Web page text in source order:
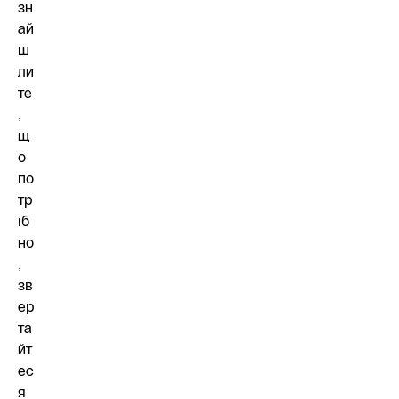
зн
ай
ш
ли
те
,
щ
о
по
тр
іб
но
,
зв
ер
та
йт
ес
я